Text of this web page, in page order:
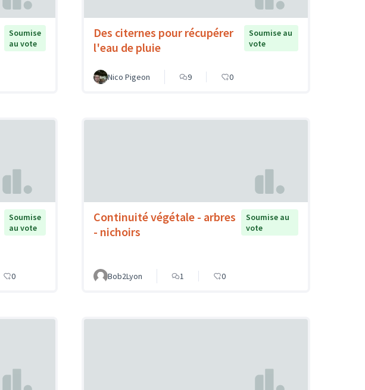
Soumise
au vote
Des citernes pour récupérer
l'eau de pluie
Soumise au
vote
Nico Pigeon 9 0
Soumise
au vote
0
Continuité végétale - arbres
- nichoirs
Soumise au
vote
Bob2Lyon 1 0